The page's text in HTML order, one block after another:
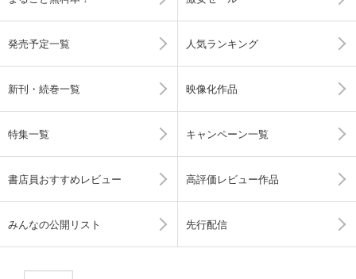
発売予定一覧 人気ランキング
新刊・続巻一覧 映像化作品
特集一覧 キャンペーン一覧
書店員おすすめレビュー 高評価レビュー作品
みんなの公開リスト 先行配信